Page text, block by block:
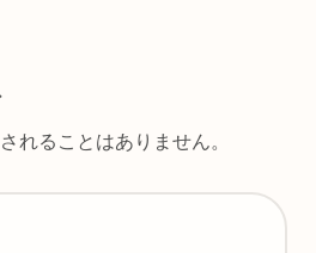
れることはありません。